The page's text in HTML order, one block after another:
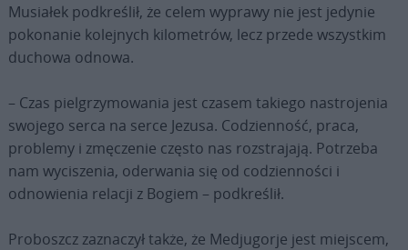
Musiałek podkreślił, że celem wyprawy nie jest jedynie
pokonanie kolejnych kilometrów, lecz przede wszystkim
duchowa odnowa.
– Czas pielgrzymowania jest czasem takiego nastrojenia
swojego serca na serce Jezusa. Codzienność, praca,
problemy i zmęczenie często nas rozstrajają. Potrzeba
nam wyciszenia, oderwania się od codzienności i
odnowienia relacji z Bogiem – podkreślił.
Proboszcz zaznaczył także, że Medjugorje jest miejscem,